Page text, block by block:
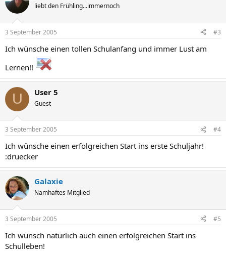
liebt den Frühling...immernoch
3 September 2005 #3
Ich wünsche einen tollen Schulanfang und immer Lust am
Lernen!!
U User 5
Guest
3 September 2005 #4
Ich wünsche einen erfolgreichen Start ins erste Schuljahr!
:druecker
Galaxie
Namhaftes Mitglied
3 September 2005 #5
Ich wünsch natürlich auch einen erfolgreichen Start ins
Schulleben!